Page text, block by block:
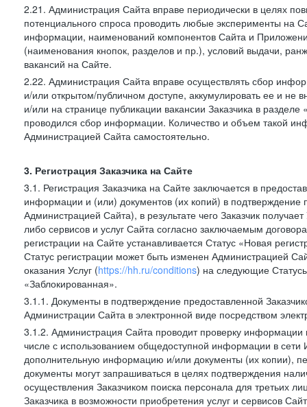
2.21. Администрация Сайта вправе периодически в целях
потенциального спроса проводить любые эксперименты на
информации, наименований компонентов Сайта и
(наименования кнопок, разделов и пр.), условий выдачи,
вакансий на Сайте.
2.22. Администрация Сайта вправе осуществлять сбор
и/или открытом/публичном доступе, аккумулировать ее и не
и/или на странице публикации вакансии Заказчика в
проводился сбор информации. Количество и объем такой
Администрацией Сайта самостоятельно.
3. Регистрация Заказчика на Сайте
3.1. Регистрация Заказчика на Сайте заключается в
информации и (или) документов (их копий) в
Администрацией Сайта), в результате чего Заказчик
либо сервисов и услуг Сайта согласно заключаемым
регистрации на Сайте устанавливается Статус «Новая
Статус регистрации может быть изменен Администрацией
оказания Услуг (https://hh.ru/conditions) на следующие
«Заблокированная».
3.1.1. Документы в подтверждение предоставленной
Администрации Сайта в электронной виде посредством
3.1.2. Администрация Сайта проводит проверку информации
числе с использованием общедоступной информации в
дополнительную информацию и/или документы (их копии),
документы могут запрашиваться в целях подтверждения
осуществления Заказчиком поиска персонала для третьих
Заказчика в возможности приобретения услуг и сервисов